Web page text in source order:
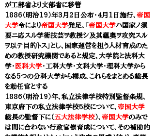
が工部省より文部省に移管
1886（明治19）年3月2日公布・4月1日施行、 帝国
大学令により帝国大学発足、「 帝国大学ハ国家ノ須
要ニ応スル学術技芸ヲ教授シ及其蘊奥ヲ攻究スル
ヲ以テ目的トス」とし、国家運営を担う人材育成のた
めの教授研究機関であると規定、大学院と法科大
学・ 医科大学・工科大学・文科大学・理科大学から
なる5つの分科大学から構成、これらをまとめる総長
を勅任官とする
1886（明治19）年、私立法律学校特別監督条規、
東京府下の私立法律学校5校について、 帝国大学
総長の監督下に（ 五大法律学校）、 帝国大学のみで
は間に合わない行政官僚育成について、その補助的